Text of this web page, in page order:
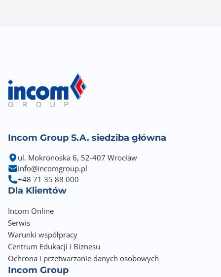
Incom Group S.A. siedziba główna
ul. Mokronoska 6, 52-407 Wrocław
info@incomgroup.pl
+48 71 35 88 000
Dla Klientów
Incom Online
Serwis
Warunki współpracy
Centrum Edukacji i Biznesu
Ochrona i przetwarzanie danych osobowych
Incom Group